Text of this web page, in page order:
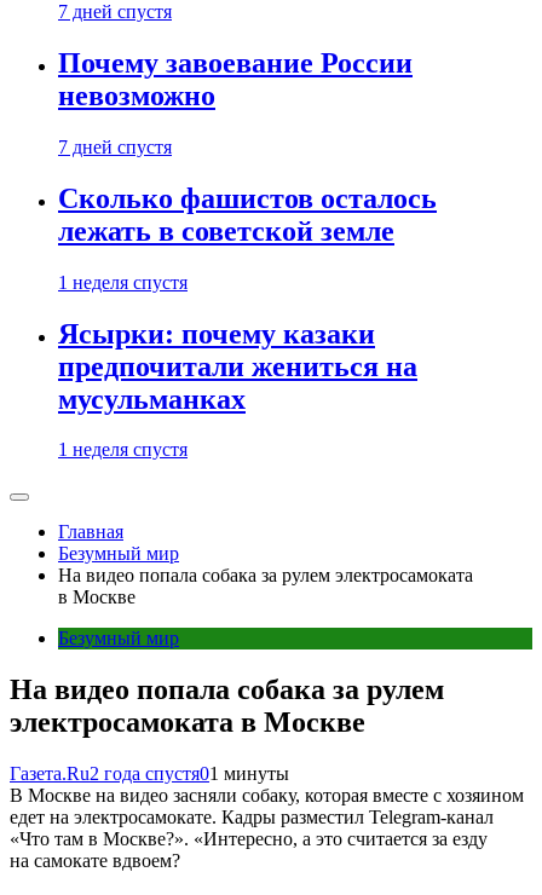
7 дней спустя
Почему завоевание России
невозможно
7 дней спустя
Сколько фашистов осталось
лежать в советской земле
1 неделя спустя
Ясырки: почему казаки
предпочитали жениться на
мусульманках
1 неделя спустя
Главная
Безумный мир
На видео попала собака за рулем электросамоката
в Москве
Безумный мир
На видео попала собака за рулем
электросамоката в Москве
Газета.Ru2 года спустя01 минуты
В Москве на видео засняли собаку, которая вместе с хозяином
едет на электросамокате. Кадры разместил Telegram-канал
«Что там в Москве?». «Интересно, а это считается за езду
на самокате вдвоем?